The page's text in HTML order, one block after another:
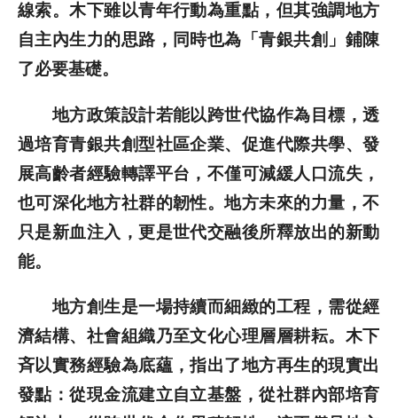
線索。木下雖以青年行動為重點，但其強調地方
自主內生力的思路，同時也為「青銀共創」鋪陳
了必要基礎。
地方政策設計若能以跨世代協作為目標，透
過培育青銀共創型社區企業、促進代際共學、發
展高齡者經驗轉譯平台，不僅可減緩人口流失，
也可深化地方社群的韌性。地方未來的力量，不
只是新血注入，更是世代交融後所釋放出的新動
能。
地方創生是一場持續而細緻的工程，需從經
濟結構、社會組織乃至文化心理層層耕耘。木下
斉以實務經驗為底蘊，指出了地方再生的現實出
發點：從現金流建立自立基盤，從社群內部培育